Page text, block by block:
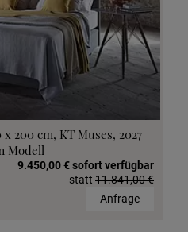
200 cm, KT Muses, 2027
Modell
9.450,00 € sofort verfügbar
statt 11.841,00 €
Anfrage